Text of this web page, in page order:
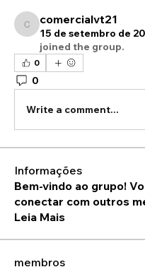
comercialvt21
comercialvt21
15 de setembro de
joined the group.
0
0
Write a comment...
Informações
Bem-vindo ao grupo!
conectar com outros
Leia Mais
membros